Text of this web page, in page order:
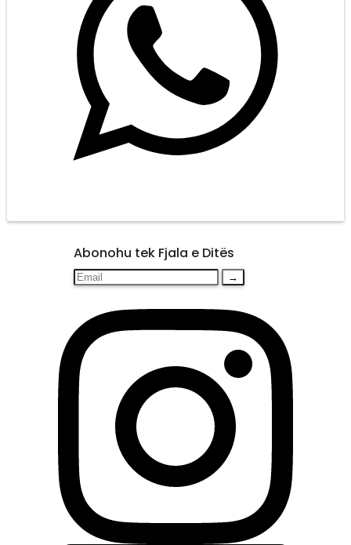
Abonohu tek Fjala e Ditës